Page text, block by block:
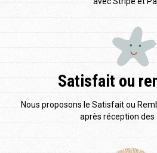
Satisfait ou
Nous proposons le Satisfait ou
après réception des